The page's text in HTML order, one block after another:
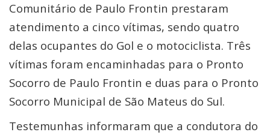
Comunitário de Paulo Frontin prestaram
atendimento a cinco vítimas, sendo quatro
delas ocupantes do Gol e o motociclista. Três
vítimas foram encaminhadas para o Pronto
Socorro de Paulo Frontin e duas para o Pronto
Socorro Municipal de São Mateus do Sul.
Testemunhas informaram que a condutora do